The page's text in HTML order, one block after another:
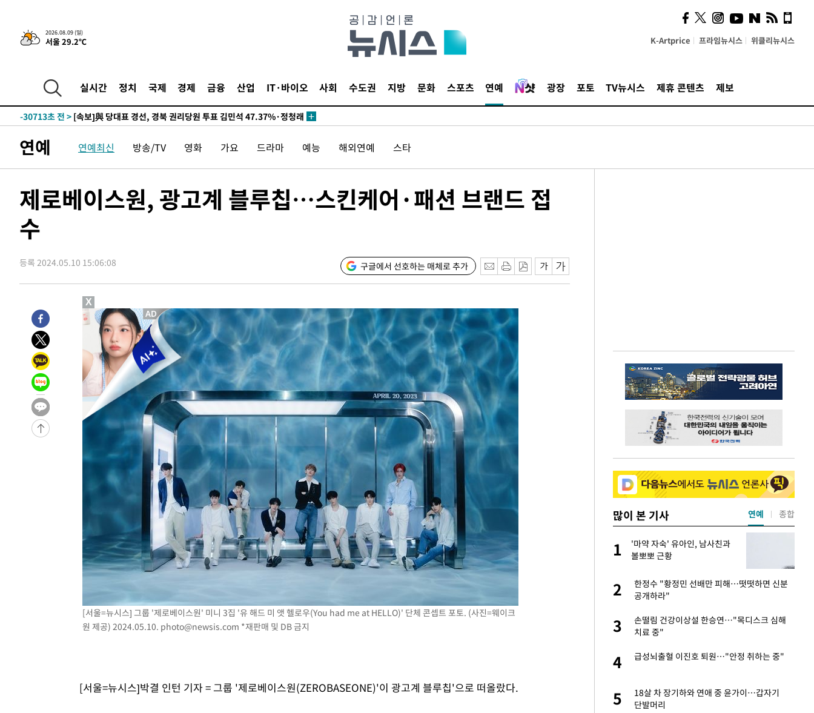
2026.08.09 (일)
서울 29.2℃ K-Artprice 프라임뉴시스 위클리뉴시스
실시간 정치 국제 경제 금융 산업 IT·바이오 사회 수도권 지방 문화 스포츠 연예 광장 포토 TV뉴시스 제휴 콘텐츠 제보
3시간 전 >“美 이란전 무기 소진…북한과 분쟁시 주한 미군 취약해질 수 있어”
44.40%
-31066초 전 >
與 강원·TK 당원투표 합산 김민석 46.01%로 승리…정청래
44.53%
-30906초 전 >
-30713초 전 > [속보]與 당대표 경선, 경북 권리당원 투표 김민석 47.37%·정청래
46.35%
-30412초 전 >
[속보]與 당대표 경선, 강원 권리당원 투표 김민석 승리…50.30%
-28330초 전 >"일본축구협회, 대한축구협회 성 접대 의혹 심판 조사"
정상
-16337초 전 > "얼마나 더웠으면"…안동 물길공원서 헤엄친 구렁이 '소동'
-16264초 전 >
-15536초 전 >
-1170초 전 >'여긴 20도, 저긴 50도'…열화상 카메라로 본 폭염 저감시설 '온도
차'
-641초 전 >콜롬비아 신임 우파 대통령 취임 하루만에 차량폭탄 폭발 사건
튀르키예 외무장관, "메카 3국 방위협정은 이란이 목표 아냐 " 밝혀
2시간 전 >
이군이 불법 군시설 건설한 레바논 남부에서 레바논군 3명 폭발로 부상
3시간 전 >
[속보]美중부 사령관, 이스라엘 긴급방문 다중화된 전선 상황 논의
3시간 전 >
美 국방부, 켄달 전 공군장관 보안허가 취소…“에어포스원 기밀정보, 언
론 누출”
3시간 전 >
‘축구의 신’ 아르헨티나 축구 선수 메시의 부친 지병 별세
3시간 전 >
“美 이란전 무기 소진…북한과 분쟁시 주한 미군 취약해질 수 있어”
-31732초 전 >
[속보]與 강원·TK 당원투표 합산 김민석 48.54%로 승리…정청래
44.40%
-31066초 전 >
與 강원·TK 당원투표 합산 김민석 46.01%로 승리…정청래
44.53%
-30906초 전 >
[속보]與전대 권리당원투표…강원·경북 김민석, 대구 정청래 승리
[속보]與 당대표 경선, 경북 권리당원 투표 김민석 47.37%·정청래
[속보]與 당대표 경선, 대구 권리당원 투표 정청래 47.82%·김민석
[속보]與 당대표 경선, 강원 권리당원 투표 김민석 승리…50.30%
"일본축구협회, 대한축구협회 성 접대 의혹 심판 조사"
[속보]장은수, KLPGA 제주삼다수 역전 우승…데뷔 10년 차에 첫
"얼마나 더웠으면"…안동 물길공원서 헤엄친 구렁이 '소동'
손흥민, 68분 뛰고 2경기 침묵…LAFC, 톨루카에 1-0 승리(종합)
'2경기 연속 침묵' 손흥민, 톨루카전 68분만 뛰고 슈팅 0개
'여긴 20도, 저긴 50도'…열화상 카메라로 본 폭염 저감시설 '온도
콜롬비아 신임 우파 대통령 취임 하루만에 차량폭탄 폭발 사건
美 국방부, 켄달 전 공군장관 보안허가 취소…“에어포스원 기밀정보, 언
연예 연예최신 방송/TV 영화 가요 드라마 예능 해외연예 스타
제로베이스원, 광고계 블루칩…스킨케어·패션 브랜드 접
수
등록 2024.05.10 15:06:08 구글에서 선호하는 매체로 추가
[서울=뉴시스] 그룹 '제로베이스원' 미니 3집 '유 해드 미 앳 헬로우(You had me at HELLO)' 단체 콘셉트 포토. (사진=웨이크
원 제공) 2024.05.10. photo@newsis.com *재판매 및 DB 금지
[서울=뉴시스]박결 인턴 기자 = 그룹 '제로베이스원(ZEROBASEONE)'이 광고계 블루칩'으로 떠올랐다.
많이 본 기사
1
'마약 자숙' 유아인, 남사친과
볼뽀뽀 근황
한정수 "황정민 선배만 피해…떳떳하면 신분
손떨림 건강이상설 한승연…"목디스크 심해
5
LAFC 손흥민, 리그스컵 톨루카전 선발 출
1
'마약 자숙' 유아인, 남사친과
볼뽀뽀 근황
2
한정수 "황정민 선배만 피해…떳떳하면 신분
공개하라"
3
손떨림 건강이상설 한승연…"목디스크 심해
치료 중"
4 급성뇌출혈 이진호 퇴원…"안정 취하는 중"
5
18살 차 장기하와 연애 중 윤가이…갑자기
단발머리
연예 종합
X